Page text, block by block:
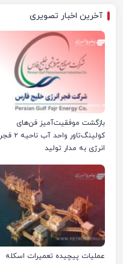
آخرین اخبار تصویری
بازگشت موفقیت‌آمیز فن‌های
کولینگ‌تاور واحد آب ناحیه ۲ فجر
انرژی به مدار تولید
عملیات پیچیده تعمیرات اسکله